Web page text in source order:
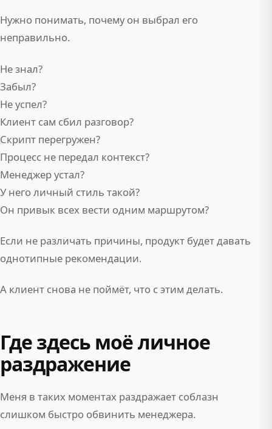
Нужно понимать, почему он выбрал его
неправильно.
Не знал?
Забыл?
Не успел?
Клиент сам сбил разговор?
Скрипт перегружен?
Процесс не передал контекст?
Менеджер устал?
У него личный стиль такой?
Он привык всех вести одним маршрутом?
Если не различать причины, продукт будет давать
однотипные рекомендации.
А клиент снова не поймёт, что с этим делать.
Где здесь моё личное
раздражение
Меня в таких моментах раздражает соблазн
слишком быстро обвинить менеджера.